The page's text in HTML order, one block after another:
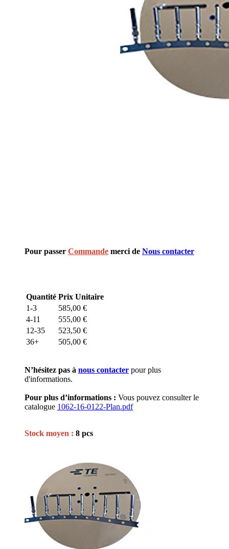
Pour passer Commande merci de Nous contacter
Quantité Prix Unitaire
1-3
585,00 €
4-11
555,00 €
12-35
523,50 €
36+
505,00 €
N’hésitez pas à nous contacter pour plus
d'informations.
Pour plus d’informations : Vous pouvez consulter le
catalogue 1062-16-0122-Plan.pdf
Stock moyen : 8 pcs